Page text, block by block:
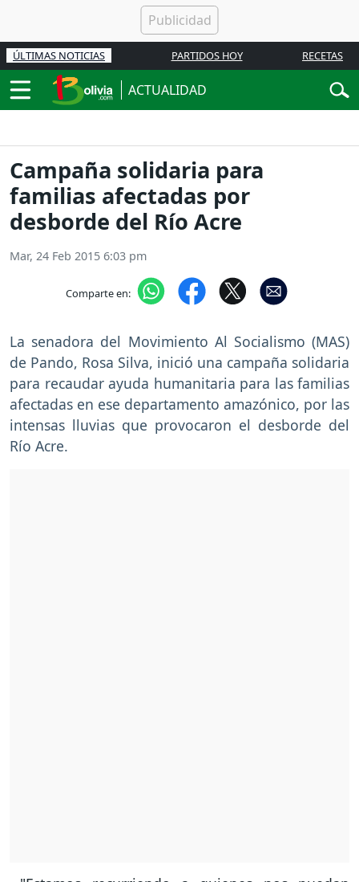
ÚLTIMAS NOTICIAS PARTIDOS HOY RECETAS
ACTUALIDAD
Campaña solidaria para
familias afectadas por
desborde del Río Acre
Mar, 24 Feb 2015 6:03 pm
Comparte en:
La senadora del Movimiento Al Socialismo (MAS)
de Pando, Rosa Silva, inició una campaña solidaria
para recaudar ayuda humanitaria para las familias
afectadas en ese departamento amazónico, por las
intensas lluvias que provocaron el desborde del
Río Acre.